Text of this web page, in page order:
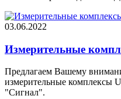
03.06.2022
Измерительные
Предлагаем Вашему
измерительные комплексы
"Сигнал".